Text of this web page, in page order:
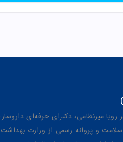
دکترای حرفه‌ای داروسازی شماره نظام
و پروانه رسمی از وزارت